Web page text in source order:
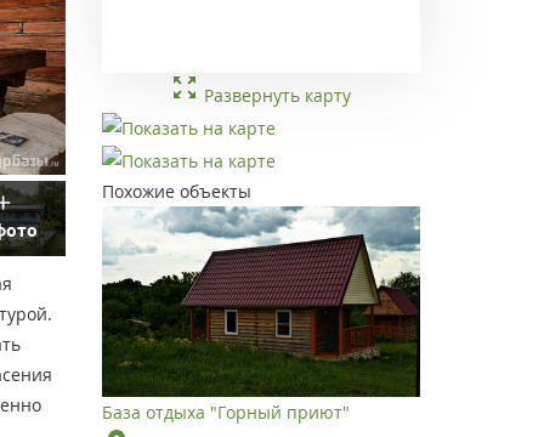
Развернуть карту
Похожие объекты
База отдыха "Горный приют"